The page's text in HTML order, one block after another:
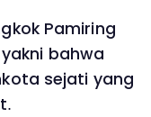
Pamiring
bahwa
sejati yang